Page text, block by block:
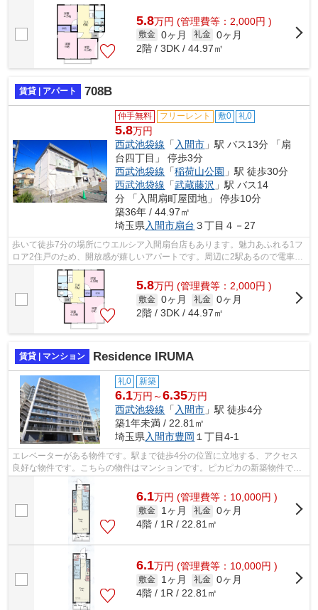
べる物件です。できるだけ早めに不動産情...
5.8万円 (管理費等：2,000円 )
敷金 0ヶ月 礼金 0ヶ月
2階 / 3DK / 44.97㎡
賃貸 | アパート 708B
仲手無料 フリーレント 敷0 礼0
5.8万円
西武池袋線 「 入間市 」駅 バス13分 「扇
台四丁目」 停歩3分
西武池袋線 「稲荷山公園 」駅 徒歩30分
西武池袋線 「武蔵藤沢 」駅 バス14
分 「入間扇町屋団地」 停歩10分
築36年 / 44.97㎡
埼玉県 入間市扇台 ３丁目４－27
歩いて徒歩7分の場所にウエルシア入間扇台店もあります。魅力あふれる1フ
ロア2住戸のため、開放感が嬉しいアパートです。周辺に2駅あるので電車通
勤しやすいです。最上階のアパートで...
5.8万円 (管理費等：2,000円 )
敷金 0ヶ月 礼金 0ヶ月
2階 / 3DK / 44.97㎡
賃貸 | マンション Residence IRUMA
礼0 新築
6.1万円～6.35万円
西武池袋線 「 入間市 」駅 徒歩4分
築1年未満 / 22.81㎡
埼玉県 入間市豊岡 １丁目4-1
エレベーターがある物件です。駅まで徒歩4分の位置に立地する、アクセス
良好な物件です。こちらの物件はマンションです。ピカピカの新築物件で住
み心地も良い物件です。有限会社山陽住...
6.1万円 (管理費等：10,000円 )
敷金 1ヶ月 礼金 0ヶ月
4階 / 1R / 22.81㎡
6.1万円 (管理費等：10,000円 )
敷金 1ヶ月 礼金 0ヶ月
4階 / 1R / 22.81㎡